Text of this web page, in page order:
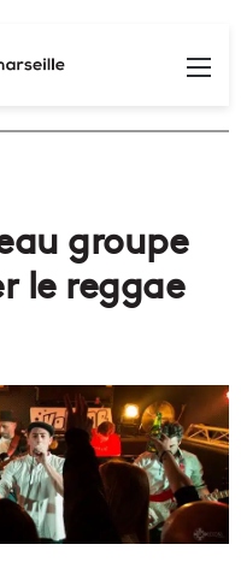
groupe
le reggae